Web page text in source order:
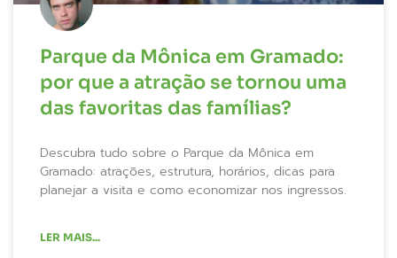
Parque da Mônica em Gramado:
por que a atração se tornou uma
das favoritas das famílias?
Descubra tudo sobre o Parque da Mônica em
Gramado: atrações, estrutura, horários, dicas para
planejar a visita e como economizar nos ingressos.
LER MAIS...